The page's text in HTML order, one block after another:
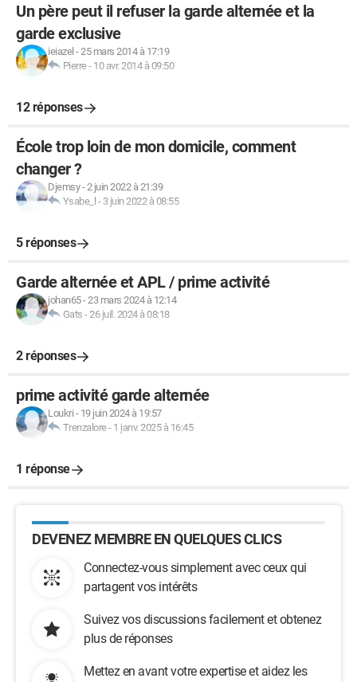
Un père peut il refuser la garde alternée et la
garde exclusive
ieiazel -25 mars 2014 à 17:19
Pierre- 10 avr. 2014 à 09:50
12 réponses
École trop loin de mon domicile, comment
changer ?
Djemsy-2 juin 2022 à 21:39
Ysabe_l - 3 juin 2022 à 08:55
5 réponses
Garde alternée et APL / prime activité
johan65-23 mars 2024 à 12:14
Gats -26 juil. 2024 à 08:18
2 réponses
prime activité garde alternée
Loukri - 19 juin 2024 à 19:57
Trenzalore- 1 janv. 2025 à 16:45
1 réponse
DEVENEZ MEMBRE EN QUELQUES CLICS
Connectez-vous simplement avec ceux qui
partagent vos intérêts
Suivez vos discussions facilement et obtenez
plus de réponses
Mettez en avant votre expertise et aidez les